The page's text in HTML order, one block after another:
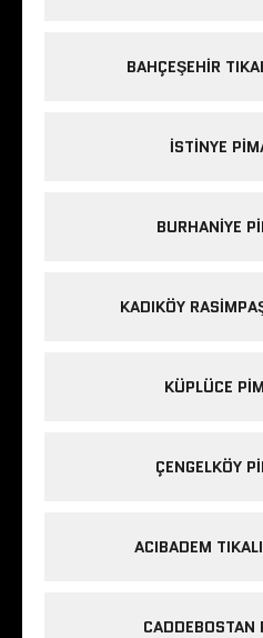
BAHÇEŞEHIR
ISTINYE
BURHANIYE
KADIKÖY
KÜPLÜCE
ÇENGELKÖY
ACIBADEM
CADDEBOSTAN